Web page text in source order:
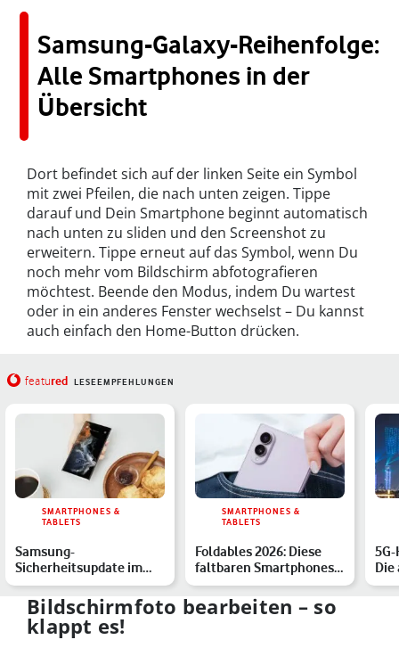
Samsung-Galaxy-Reihenfolge:
Alle Smartphones in der
Übersicht
Dort befindet sich auf der linken Seite ein Symbol
mit zwei Pfeilen, die nach unten zeigen. Tippe
darauf und Dein Smartphone beginnt automatisch
nach unten zu sliden und den Screenshot zu
erweitern. Tippe erneut auf das Symbol, wenn Du
noch mehr vom Bildschirm abfotografieren
möchtest. Beende den Modus, indem Du wartest
oder in ein anderes Fenster wechselst – Du kannst
auch einfach den Home-Button drücken.
featured LESEEMPFEHLUNGEN
SMARTPHONES &
TABLETS
Samsung-
Sicherheitsupdate im
Juli 2026 für diese
Galaxy-Handys
SMARTPHONES &
TABLETS
Foldables 2026: Diese
faltbaren Smartphones
solltest Du kennen
Bildschirmfoto bearbeiten – so
klappt es!